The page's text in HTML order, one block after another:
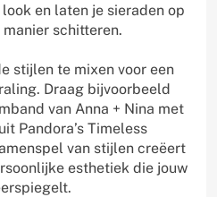
en laten je sieraden op
schitteren.
stijlen te mixen voor een
Draag bijvoorbeeld
van Anna + Nina met
Pandora’s Timeless
van stijlen creëert
esthetiek die jouw